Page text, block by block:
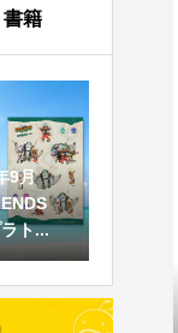
書籍
9月
ト...